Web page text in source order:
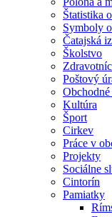
Štatistika
Symboly
Čatajská
Školstvo
Poštový
Kultúra
Šport
Cirkev
Práce v
Projekty
Sociálne
Cintorín
Pamiatky